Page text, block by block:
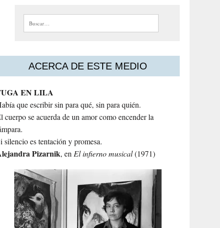
Buscar:
ACERCA DE ESTE MEDIO
EN LILA
que escribir sin para qué, sin para quién.
cuerpo se acuerda de un amor como encender la
silencio es tentación y promesa.
Pizarnik, enEl infierno musical(1971)